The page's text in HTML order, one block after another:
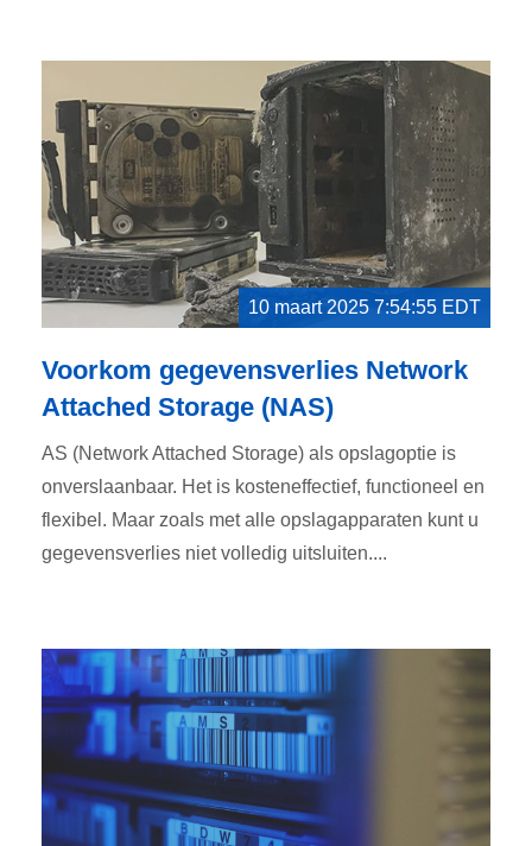
10 maart 2025 7:54:55 EDT
Voorkom gegevensverlies Network
Attached Storage (NAS)
AS (Network Attached Storage) als opslagoptie is
onverslaanbaar. Het is kosteneffectief, functioneel en
flexibel. Maar zoals met alle opslagapparaten kunt u
gegevensverlies niet volledig uitsluiten....